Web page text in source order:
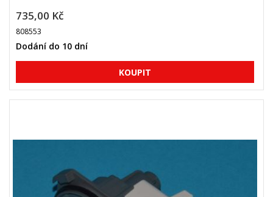
735,00 Kč
808553
Dodání do 10 dní